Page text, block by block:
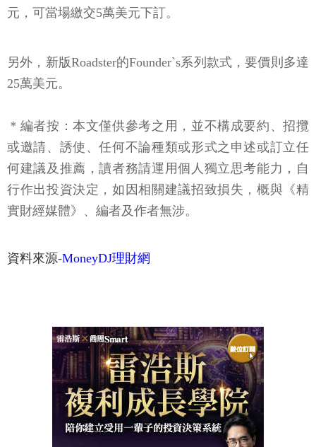
元，可當場繳交5萬美元下訂。
另外，新版Roadster的Founder`s系列款式，要價則多達
25萬美元。
＊編者按：本文僅供參考之用，並不構成要約、招攬
或邀請、誘使、任何不論種類或形式之申述或訂立任
何建議及推薦，讀者務請運用個人獨立思考能力，自
行作出投資決定，如因相關建議招致損失，概與《精
實財經媒體》、編者及作者無涉。
資料來源-MoneyDJ理財網